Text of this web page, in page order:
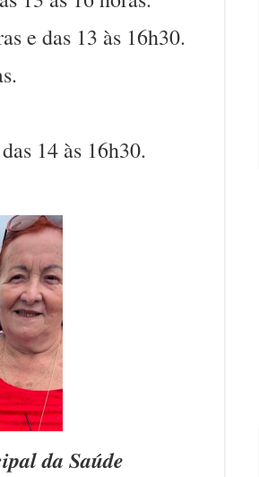
e das 13 às 16h30.
14 às 16h30.
da Saúde